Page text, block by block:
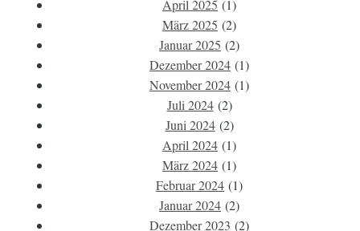
April 2025 (1)
März 2025 (2)
Januar 2025 (2)
Dezember 2024 (1)
November 2024 (1)
Juli 2024(2)
Juni 2024(2)
April 2024 (1)
März 2024 (1)
Februar 2024 (1)
Januar 2024 (2)
Dezember 2023 (2)